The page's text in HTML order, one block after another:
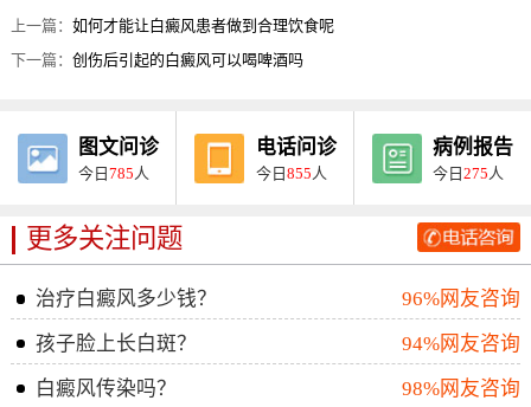
上一篇：如何才能让白癜风患者做到合理饮食呢
下一篇：创伤后引起的白癜风可以喝啤酒吗
图文问诊
今日785 人
电话问诊
今日855 人
病例报告
今日275 人
更多关注问题
治疗白癜风多少钱？
96%网友咨询
孩子脸上长白斑？
94%网友咨询
白癜风传染吗？
98%网友咨询